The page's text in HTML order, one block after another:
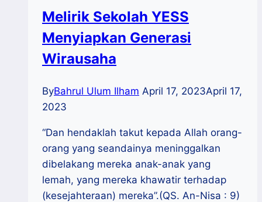
Melirik Sekolah YESS
Menyiapkan Generasi
Wirausaha
ByBahrul Ulum Ilham April 17, 2023April 17,
2023
“Dan hendaklah takut kepada Allah orang-
orang yang seandainya meninggalkan
dibelakang mereka anak-anak yang
lemah, yang mereka khawatir terhadap
(kesejahteraan) mereka”.(QS. An-Nisa : 9)